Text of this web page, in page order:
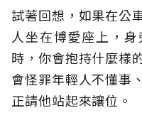
試著回想，如果在公
人坐在博愛座上，
時，你會抱持什麼樣
會怪罪年輕人不懂事
正請他站起來讓位。